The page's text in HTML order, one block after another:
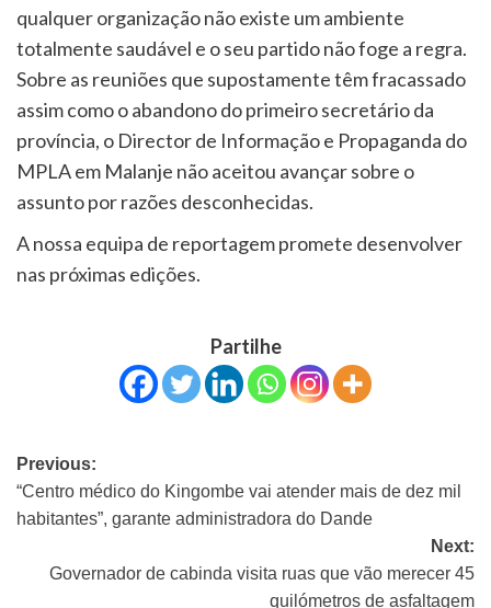
qualquer organização não existe um ambiente
totalmente saudável e o seu partido não foge a regra.
Sobre as reuniões que supostamente têm fracassado
assim como o abandono do primeiro secretário da
província, o Director de Informação e Propaganda do
MPLA em Malanje não aceitou avançar sobre o
assunto por razões desconhecidas.
A nossa equipa de reportagem promete desenvolver
nas próximas edições.
Partilhe
Previous:
“Centro médico do Kingombe vai atender mais de dez mil
habitantes”, garante administradora do Dande
Next:
Governador de cabinda visita ruas que vão merecer 45
quilómetros de asfaltagem